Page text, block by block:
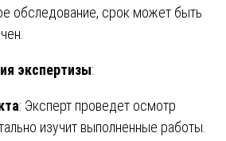
обследование, срок может быть
экспертизы:
: Эксперт проведет осмотр
изучит выполненные работы.